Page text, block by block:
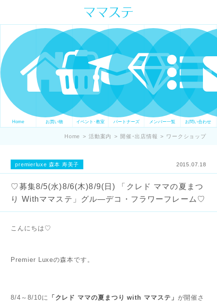
ママの才能発信します。 手づくり
表現ステージ ママステ スキル・セ
ンスを表現したいママが集まって
ます。
Home お買い物 イベント･教室 パートナーズ メンバー一覧 お問い合わせ
Home > 活動案内 > 開催･出店情報 > ワークショップ
premierluxe 森本 寿美子 2015.07.18
♡募集8/5(水)8/6(木)8/9(日) 「クレド ママの夏まつ
り Withママステ」グル―デコ・フラワーフレーム♡
こんにちは♡
Premier Luxeの森本です。
8/4～8/10に 「クレド ママの夏まつり with ママステ」 が開催さ